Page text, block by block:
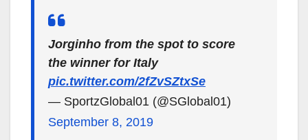
Jorginho from the spot to score
the winner for Italy
pic.twitter.com/2fZvSZtxSe
— SportzGlobal01 (@SGlobal01)
September 8, 2019